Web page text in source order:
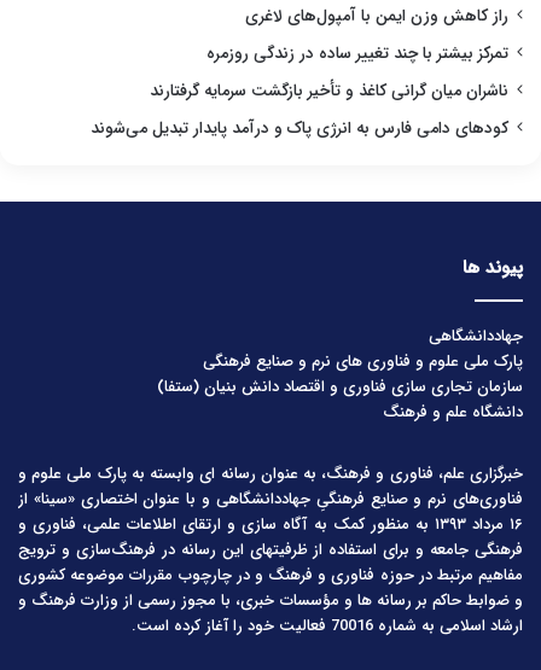
راز کاهش وزن ایمن با آمپول‌های لاغری
تمرکز بیشتر با چند تغییر ساده در زندگی روزمره
ناشران میان گرانی کاغذ و تأخیر بازگشت سرمایه گرفتارند
کودهای دامی فارس به انرژی پاک و درآمد پایدار تبدیل می‌شوند
پیوند ها
جهاددانشگاهی
پارک ملی علوم و فناوری های نرم و صنایع فرهنگی
سازمان تجاری سازی فناوری و اقتصاد دانش بنیان (ستفا)
دانشگاه علم و فرهنگ
خبرگزاری علم، فناوری و فرهنگ، به عنوان رسانه ای وابسته به پارک ملی علوم و
فناوری‌های نرم و صنایع فرهنگیِ جهاددانشگاهی و با عنوان اختصاری «سینا» از
۱۶ مرداد ۱۳۹۳ به منظور کمک به آگاه سازی و ارتقای اطلاعات علمی، فناوری و
فرهنگی جامعه و برای استفاده از ظرفیتهای این رسانه در فرهنگ‌سازی و ترویج
مفاهیم مرتبط در حوزه فناوری و فرهنگ و در چارچوب مقررات موضوعه کشوری
و ضوابط حاکم بر رسانه ها و مؤسسات خبری، با مجوز رسمی از وزارت فرهنگ و
ارشاد اسلامی به شماره 70016 فعالیت خود را آغاز کرده است.